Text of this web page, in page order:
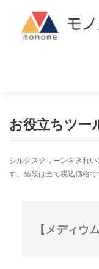
シルクスクリーン製
お問い合わせ
お役立ちツー
シルクスクリーンをきれ
す。値段は全て税込価格で
【メディウ